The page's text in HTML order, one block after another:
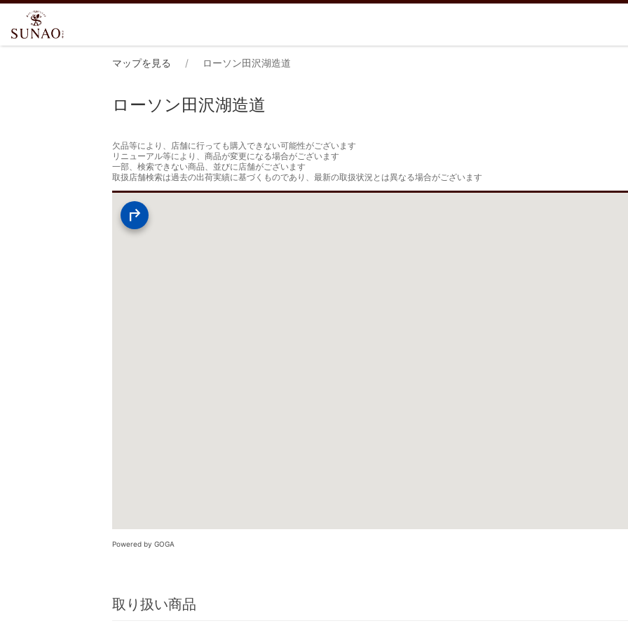
マップを見る ローソン田沢湖造道
ローソン田沢湖造道
欠品等により、店舗に行っても購入できない可能性がございます
リニューアル等により、商品が変更になる場合がございます
一部、検索できない商品、並びに店舗がございます
取扱店舗検索は過去の出荷実績に基づくものであり、最新の取扱状況とは異なる場合がございます
Powered by GOGA
取り扱い商品